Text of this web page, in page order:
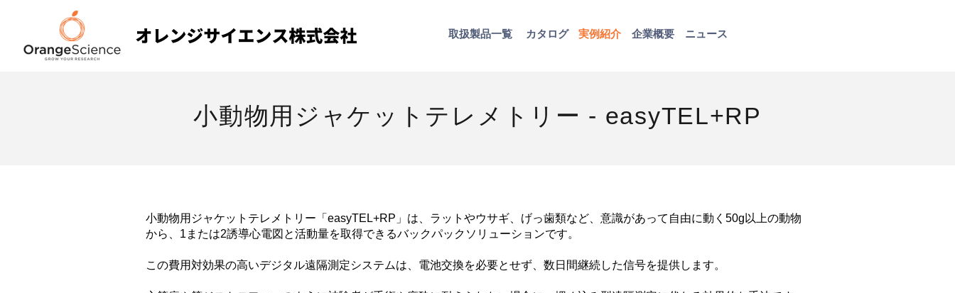
取扱​製品一覧 ​実例紹介
カタログ 企業概要 ニュース
小動物用ジャケットテレメトリー - easyTEL+RP
小動物用ジャケットテレメトリー「easyTEL+RP」は、ラットやウサギ、げっ歯類など、意識があって自由に動く50g以上の動物
から、1または2誘導心電図と活動量を取得できるバックパックソリューションです。
この費用対効果の高いデジタル遠隔測定システムは、電池交換を必要とせず、数日間継続した信号を提供します。